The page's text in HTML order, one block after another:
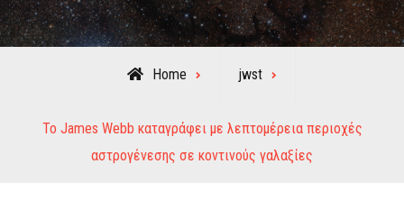
Home jwst
Το James Webb καταγράφει με λεπτομέρεια περιοχές
αστρογένεσης σε κοντινούς γαλαξίες